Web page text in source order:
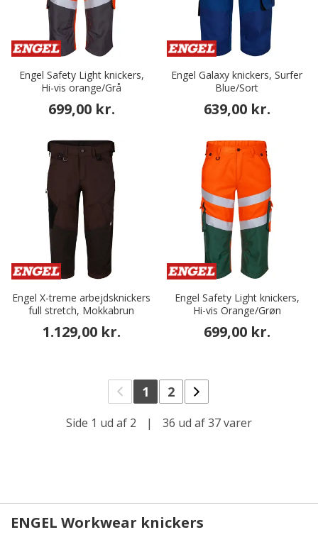
Engel Safety Light knickers,
Hi-vis orange/Grå
699,00 kr.
Engel Galaxy knickers, Surfer
Blue/Sort
639,00 kr.
Engel X-treme arbejdsknickers
full stretch, Mokkabrun
1.129,00 kr.
Engel Safety Light knickers,
Hi-vis Orange/Grøn
699,00 kr.
1 2
Side 1 ud af 2 | 36 ud af 37 varer
ENGEL Workwear knickers